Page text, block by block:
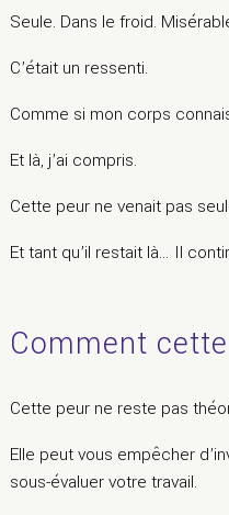
Seule. Dans le froid.
C’était un ressenti.
Comme si mon corps
Et là, j’ai compris.
Cette peur ne venait pas
Et tant qu’il restait là… Il
Comment
Cette peur ne reste pas
Elle peut vous empêcher
sous-évaluer votre travail.